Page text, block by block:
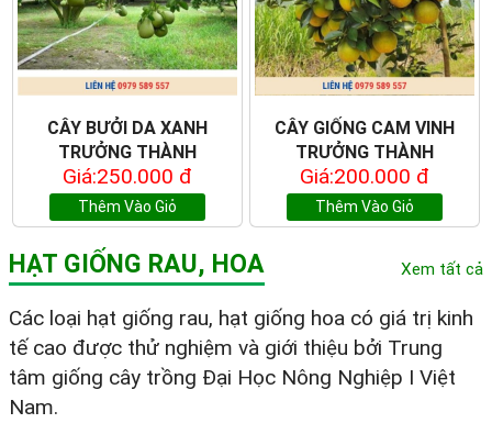
CÂY BƯỞI DA XANH
TRƯỞNG THÀNH
Giá:250.000 đ
Thêm Vào Giỏ
CÂY GIỐNG CAM VINH
TRƯỞNG THÀNH
Giá:200.000 đ
Thêm Vào Giỏ
HẠT GIỐNG RAU, HOA Xem tất cả
Các loại hạt giống rau, hạt giống hoa có giá trị kinh
tế cao được thử nghiệm và giới thiệu bởi Trung
tâm giống cây trồng Đại Học Nông Nghiệp I Việt
Nam.